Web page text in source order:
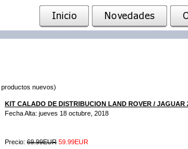
productos nuevos)
KIT CALADO DE DISTRIBUCION LAND ROVER / JAGUAR
Fecha Alta: jueves 18 octubre, 2018
Precio: 69.99EUR 59.99EUR